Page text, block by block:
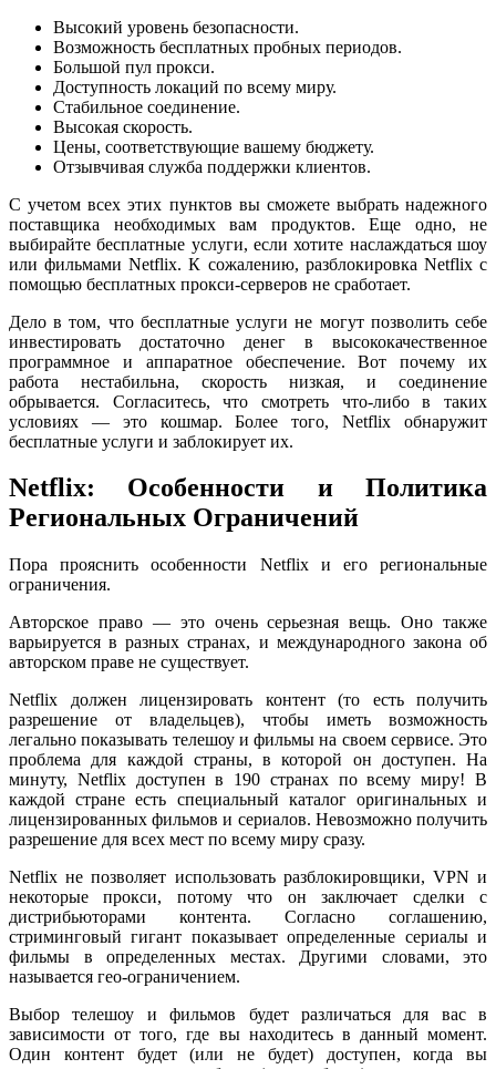
Высокий уровень безопасности.
Возможность бесплатных пробных периодов.
Большой пул прокси.
Доступность локаций по всему миру.
Стабильное соединение.
Высокая скорость.
Цены, соответствующие вашему бюджету.
Отзывчивая служба поддержки клиентов.
С учетом всех этих пунктов вы сможете выбрать надежного
поставщика необходимых вам продуктов. Еще одно, не
выбирайте бесплатные услуги, если хотите наслаждаться шоу
или фильмами Netflix. К сожалению, разблокировка Netflix с
помощью бесплатных прокси-серверов не сработает.
Дело в том, что бесплатные услуги не могут позволить себе
инвестировать достаточно денег в высококачественное
программное и аппаратное обеспечение. Вот почему их
работа нестабильна, скорость низкая, и соединение
обрывается. Согласитесь, что смотреть что-либо в таких
условиях — это кошмар. Более того, Netflix обнаружит
бесплатные услуги и заблокирует их.
Netflix: Особенности и Политика
Региональных Ограничений
Пора прояснить особенности Netflix и его региональные
ограничения.
Авторское право — это очень серьезная вещь. Оно также
варьируется в разных странах, и международного закона об
авторском праве не существует.
Netflix должен лицензировать контент (то есть получить
разрешение от владельцев), чтобы иметь возможность
легально показывать телешоу и фильмы на своем сервисе. Это
проблема для каждой страны, в которой он доступен. На
минуту, Netflix доступен в 190 странах по всему миру! В
каждой стране есть специальный каталог оригинальных и
лицензированных фильмов и сериалов. Невозможно получить
разрешение для всех мест по всему миру сразу.
Netflix не позволяет использовать разблокировщики, VPN и
некоторые прокси, потому что он заключает сделки с
дистрибьюторами контента. Согласно соглашению,
стриминговый гигант показывает определенные сериалы и
фильмы в определенных местах. Другими словами, это
называется гео-ограничением.
Выбор телешоу и фильмов будет различаться для вас в
зависимости от того, где вы находитесь в данный момент.
Один контент будет (или не будет) доступен, когда вы